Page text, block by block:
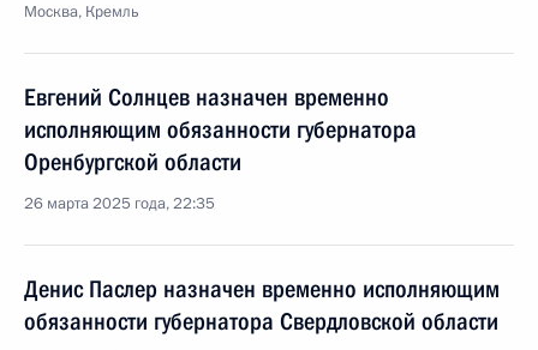
Москва, Кремль
Евгений Солнцев назначен временно
исполняющим обязанности губернатора
Оренбургской области
26 марта 2025 года, 22:35
Денис Паслер назначен временно исполняющим
обязанности губернатора Свердловской области